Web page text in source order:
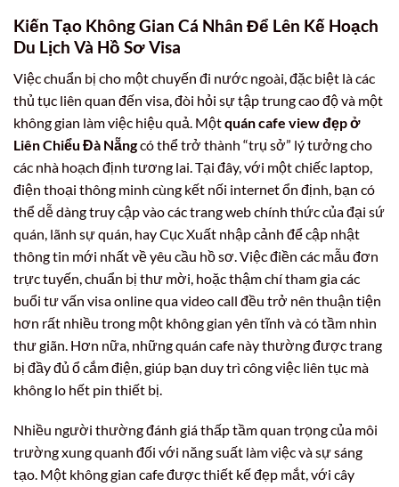
Kiến Tạo Không Gian Cá Nhân Để Lên Kế Hoạch
Du Lịch Và Hồ Sơ Visa
Việc chuẩn bị cho một chuyến đi nước ngoài, đặc biệt là các
thủ tục liên quan đến visa, đòi hỏi sự tập trung cao độ và một
không gian làm việc hiệu quả. Mộtquán cafe view đẹp ở
Liên Chiểu Đà Nẵngcó thể trở thành “trụ sở” lý tưởng cho
các nhà hoạch định tương lai. Tại đây, với một chiếc laptop,
điện thoại thông minh cùng kết nối internet ổn định, bạn có
thể dễ dàng truy cập vào các trang web chính thức của đại sứ
quán, lãnh sự quán, hay Cục Xuất nhập cảnh để cập nhật
thông tin mới nhất về yêu cầu hồ sơ. Việc điền các mẫu đơn
trực tuyến, chuẩn bị thư mời, hoặc thậm chí tham gia các
buổi tư vấn visa online qua video call đều trở nên thuận tiện
hơn rất nhiều trong một không gian yên tĩnh và có tầm nhìn
thư giãn. Hơn nữa, những quán cafe này thường được trang
bị đầy đủ ổ cắm điện, giúp bạn duy trì công việc liên tục mà
không lo hết pin thiết bị.
Nhiều người thường đánh giá thấp tầm quan trọng của môi
trường xung quanh đối với năng suất làm việc và sự sáng
tạo. Một không gian cafe được thiết kế đẹp mắt, với cây